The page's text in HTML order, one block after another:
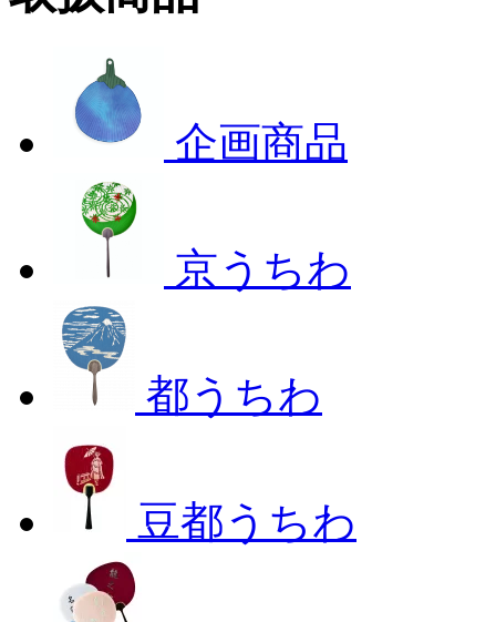
企画商品
京うちわ
都うちわ
豆都うちわ